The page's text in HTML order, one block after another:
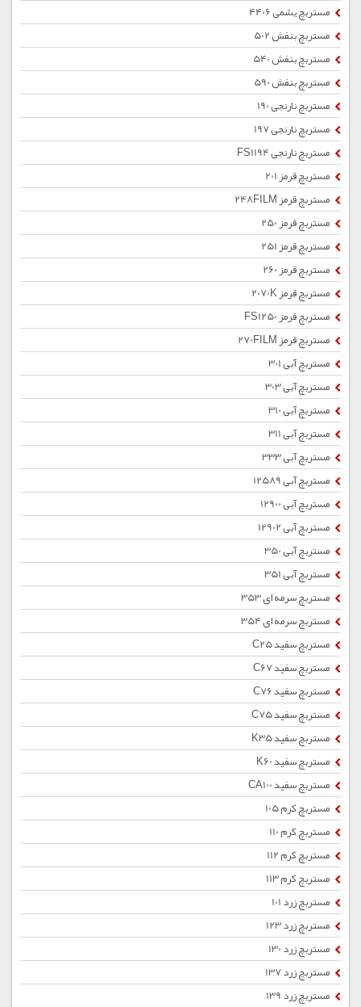
مستربچ یشمی 4406
مستربچ بنفش 502
مستربچ بنفش 540
مستربچ بنفش 590
مستربچ نارنجی 190
مستربچ نارنجی 197
مستربچ نارنجی FS1194
مستربچ قرمز 201
مستربچ قرمز 248FILM
مستربچ قرمز 250
مستربچ قرمز 251
مستربچ قرمز 260
مستربچ قرمز 2070K
مستربچ قرمز FS1250
مستربچ قرمز 270FILM
مستربچ آبی 301
مستربچ آبی 303
مستربچ آبی 310
مستربچ آبی 311
مستربچ آبی 333
مستربچ آبی 12589
مستربچ آبی 12900
مستربچ آبی 12902
مستربچ آبی 350
مستربچ آبی 351
مستربچ سرمه ای 353
مستربچ سرمه ای 354
مستربچ سفید C25
مستربچ سفید C67
مستربچ سفید C76
مستربچ سفید C75
مستربچ سفید K35
مستربچ سفید K60
مستربچ سفید CA100
مستربچ کرم 105
مستربچ کرم 110
مستربچ کرم 112
مستربچ کرم 113
مستربچ زرد 101
مستربچ زرد 123
مستربچ زرد 130
مستربچ زرد 137
مستربچ زرد 139